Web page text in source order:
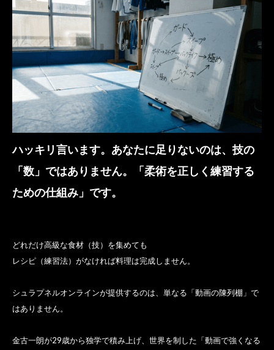
ハッキリ言います。あなたに足りないのは、技の
「数」ではありません。「柔術を正しく練習する
ための仕組み」です。
どれだけ高級な食材（技）を集めても
レシピ（練習法）がなければ料理は完成しません。
シュラプネルオンラインが提供するのは、単なる「動画の陳列棚」で
はありません。
金古一朗が29歳から独学で積み上げ、世界を制した「動画で強くなる